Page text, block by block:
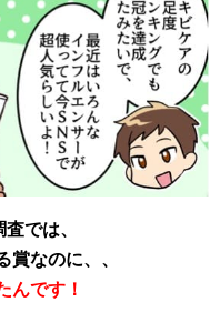
では、
賞なのに、、
んです！